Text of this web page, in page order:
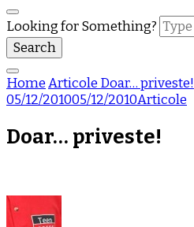
Looking for Something?
HomeArticole Doar… priveste!
05/12/201005/12/2010Articole
Doar… priveste!